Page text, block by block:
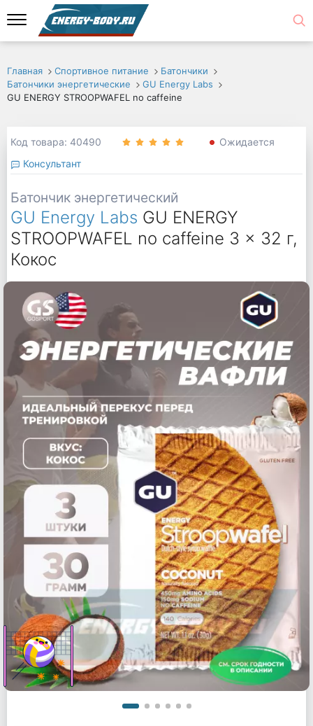
Главная Спортивное питание
Батончики
Батончики энергетические
GU Energy Labs
GU ENERGY STROOPWAFEL no caffeine
Код товара: 40490
Ожидается
Консультант
Батончик энергетический
GU Energy Labs GU ENERGY
STROOPWAFEL no caffeine 3 x 32 г,
Кокос